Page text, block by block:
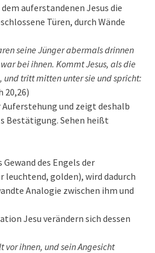
auferstandenen Jesus die
Türen, durch Wände
seine Jünger abermals drinnen
bei ihnen. Kommt Jesus, als die
und tritt mitten unter sie und spricht:
20,26)
und zeigt deshalb
Bestätigung. Sehen heißt
des Engels der
leuchtend, golden), wird dadurch
Analogie zwischen ihm und
Jesu verändern sich dessen
vor ihnen, und sein Angesicht